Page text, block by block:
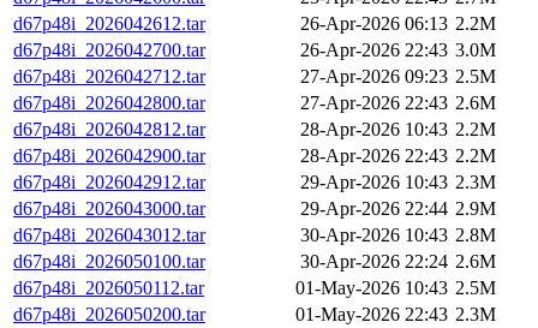
d67p48i_2026042612.tar
26-Apr-2026 06:13 2.2M
d67p48i_2026042700.tar
26-Apr-2026 22:43 3.0M
d67p48i_2026042712.tar
27-Apr-2026 09:23 2.5M
d67p48i_2026042800.tar
27-Apr-2026 22:43 2.6M
d67p48i_2026042812.tar
28-Apr-2026 10:43 2.2M
d67p48i_2026042900.tar
28-Apr-2026 22:43 2.2M
d67p48i_2026042912.tar
29-Apr-2026 10:43 2.3M
d67p48i_2026043000.tar
29-Apr-2026 22:44 2.9M
d67p48i_2026043012.tar
30-Apr-2026 10:43 2.8M
d67p48i_2026050100.tar
30-Apr-2026 22:24 2.6M
d67p48i_2026050112.tar
01-May-2026 10:43 2.5M
d67p48i_2026050200.tar
01-May-2026 22:43 2.3M